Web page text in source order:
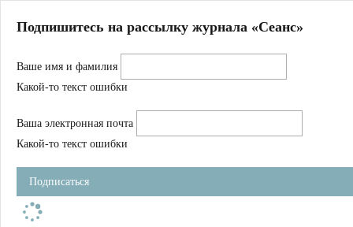
Магазин
Журнал
Школа
Устав
Фильмы
Имена
Тэги
Подпишитесь на рассылку журнала «Сеанс»
Ваше имя и фамилия
Какой-то текст ошибки
Ваша электронная почта
Какой-то текст ошибки
Подписаться